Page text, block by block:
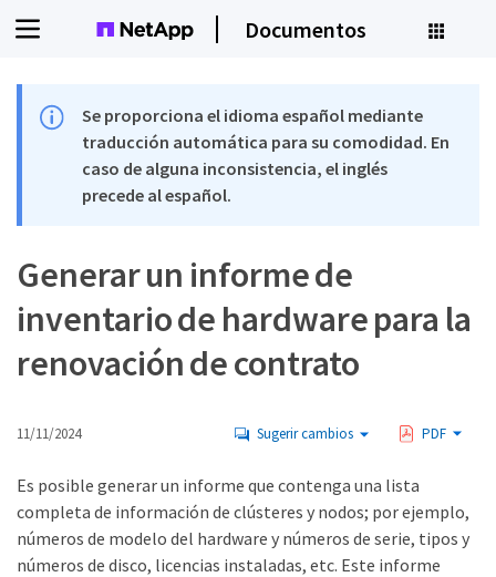
Documentos
Se proporciona el idioma español mediante
traducción automática para su comodidad. En
caso de alguna inconsistencia, el inglés
precede al español.
Generar un informe de
inventario de hardware para la
renovación de contrato
11/11/2024 Sugerir cambios PDF
Es posible generar un informe que contenga una lista
completa de información de clústeres y nodos; por ejemplo,
números de modelo del hardware y números de serie, tipos y
números de disco, licencias instaladas, etc. Este informe